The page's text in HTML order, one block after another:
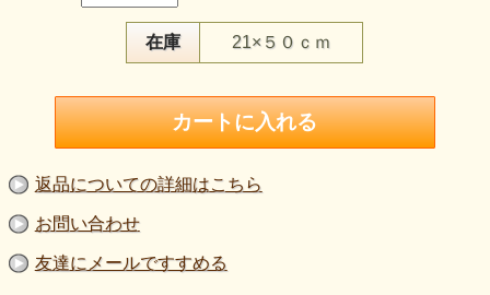
・ゆったりした編み目とトップ染めの濃淡が、あか紫へ自然
な奥行きを加えます。
・ヨコ方向に伸び、カーディガンや軽い羽織りなどに向いて
・赤の華やかさと紫の深みをあわせ持ち、大人の差し色とし
て使いやすい色です。
・8色展開から、装いや用途に合わせて色の役割を選べま
【品 番】m2062
【商品名】麻100％トップ染めローゲージニット生地 あか紫
【価 格】700円＋消費税
【素 材】麻：100％
【生地幅】105cm巾
【販売単位】50cm単位になります。
在庫 21×５０ｃｍ
返品についての詳細はこちら
お問い合わせ
友達にメールですすめる